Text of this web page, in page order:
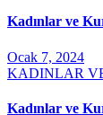
Kadınlar ve
Ocak 7, 2024
KADINLAR
Kadınlar ve